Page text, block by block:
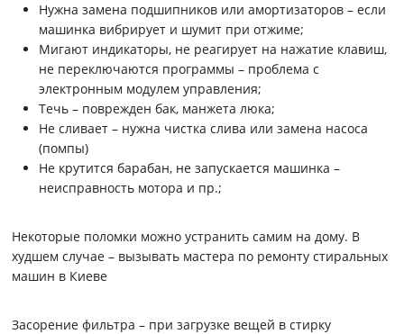
Нужна замена подшипников или амортизаторов – если
машинка вибрирует и шумит при отжиме;
Мигают индикаторы, не реагирует на нажатие клавиш,
не переключаются программы – проблема с
электронным модулем управления;
Течь – поврежден бак, манжета люка;
Не сливает – нужна чистка слива или замена насоса
(помпы)
Не крутится барабан, не запускается машинка –
неисправность мотора и пр.;
Некоторые поломки можно устранить самим на дому. В
худшем случае – вызывать мастера по ремонту стиральных
машин в Киеве
Засорение фильтра – при загрузке вещей в стирку